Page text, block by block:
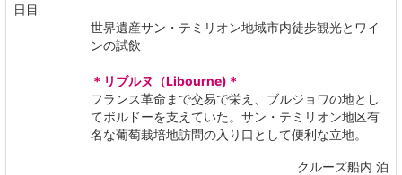
日目
世界遺産サン・テミリオン地域市内徒歩観光とワイ
ンの試飲
＊リブルヌ（Libourne)＊
フランス革命まで交易で栄え、ブルジョワの地とし
てボルドーを支えていた。サン・テミリオン地区有
名な葡萄栽培地訪問の入り口として便利な立地。
クルーズ船内 泊